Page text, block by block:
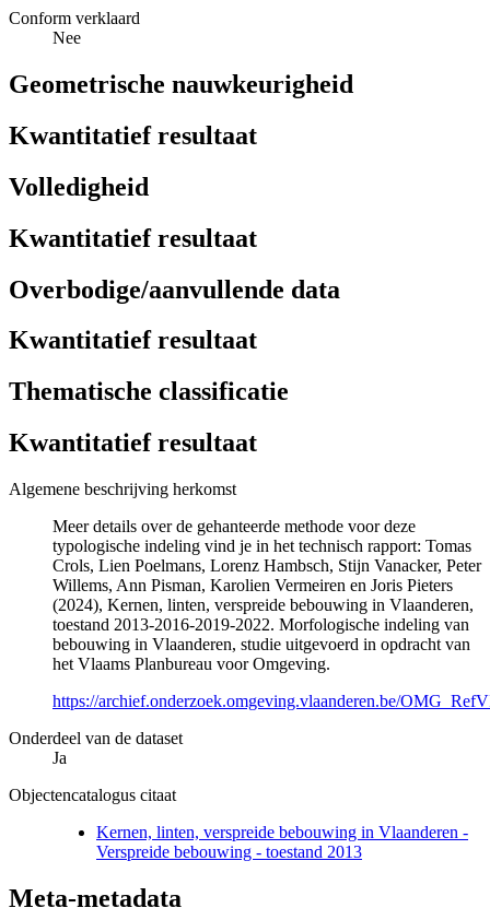
Conform verklaard
Nee
Geometrische nauwkeurigheid
Kwantitatief resultaat
Volledigheid
Kwantitatief resultaat
Overbodige/aanvullende data
Kwantitatief resultaat
Thematische classificatie
Kwantitatief resultaat
Algemene beschrijving herkomst
Meer details over de gehanteerde methode voor deze
typologische indeling vind je in het technisch rapport: Tomas
Crols, Lien Poelmans, Lorenz Hambsch, Stijn Vanacker, Peter
Willems, Ann Pisman, Karolien Vermeiren en Joris Pieters
(2024), Kernen, linten, verspreide bebouwing in Vlaanderen,
toestand 2013-2016-2019-2022. Morfologische indeling van
bebouwing in Vlaanderen, studie uitgevoerd in opdracht van
het Vlaams Planbureau voor Omgeving.
https://archief.onderzoek.omgeving.vlaanderen.be/
Onderdeel van de dataset
Ja
Objectencatalogus citaat
Kernen, linten, verspreide bebouwing in Vlaanderen -
Verspreide bebouwing - toestand 2013
Meta-metadata